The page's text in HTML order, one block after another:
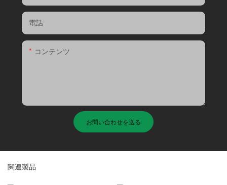
電話
コンテンツ
お問い合わせを送る
関連製品